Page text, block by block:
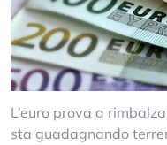
L’euro prova a
sta guadagnando